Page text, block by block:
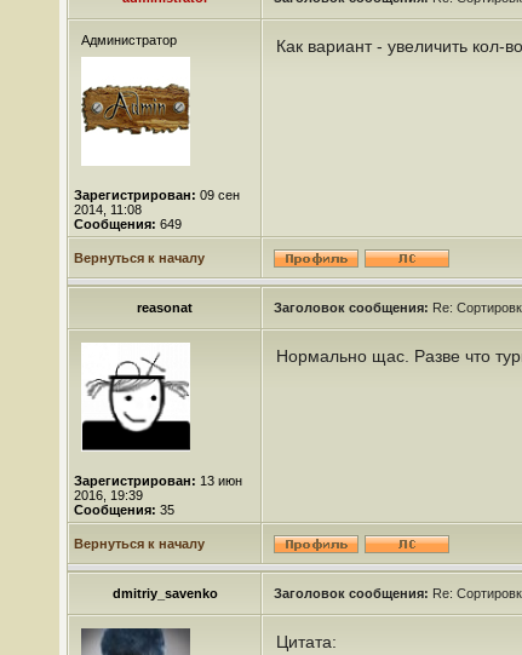
Администратор
Зарегистрирован: 09 сен
2014, 11:08
Сообщения: 649
Как вариант - увеличить кол-
Вернуться к началу
reasonat Заголовок сообщения: Re:
Зарегистрирован: 13 июн
2016, 19:39
Сообщения: 35
Нормально щас. Разве что
Вернуться к началу
dmitriy_savenko Заголовок сообщения: Re:
Цитата: